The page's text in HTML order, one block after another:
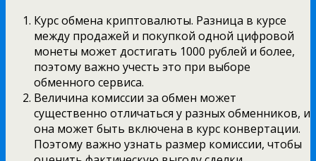
Курс обмена криптовалюты. Разница в курсе
между продажей и покупкой одной цифровой
монеты может достигать 1000 рублей и более,
поэтому важно учесть это при выборе
обменного сервиса.
Величина комиссии за обмен может
существенно отличаться у разных обменников, и
она может быть включена в курс конвертации.
Поэтому важно узнать размер комиссии, чтобы